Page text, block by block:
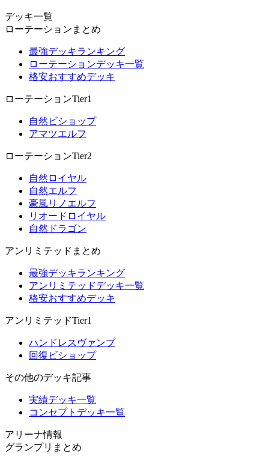
デッキ一覧
ローテーションまとめ
最強デッキランキング
ローテーションデッキ一覧
格安おすすめデッキ
ローテーションTier1
自然ビショップ
アマツエルフ
ローテーションTier2
自然ロイヤル
自然エルフ
豪風リノエルフ
リオードロイヤル
自然ドラゴン
アンリミテッドまとめ
最強デッキランキング
アンリミテッドデッキ一覧
格安おすすめデッキ
アンリミテッドTier1
ハンドレスヴァンプ
回復ビショップ
その他のデッキ記事
実績デッキ一覧
コンセプトデッキ一覧
アリーナ情報
グランプリまとめ